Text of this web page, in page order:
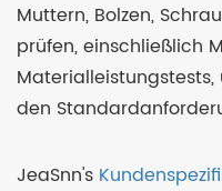
Muttern, Bolzen,
prüfen, einschließlich
den
JeaSnn's